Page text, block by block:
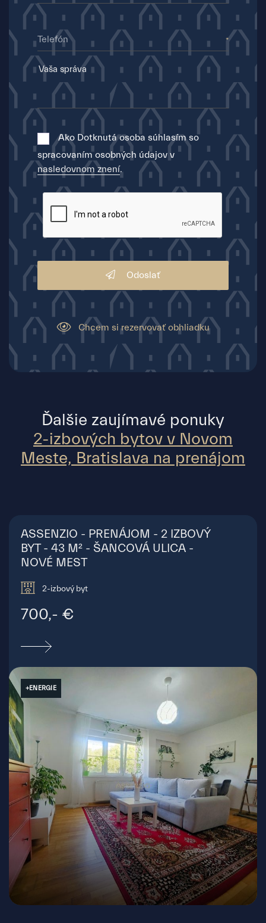
Telefón
Ako Dotknutá osoba súhlasím so
spracovaním osobných údajov v
nasledovnom znení.
Odoslať
Chcem si rezervovať obhliadku
Ďalšie zaujímavé ponuky
2-izbových bytov v Novom
Meste, Bratislava na prenájom
ASSENZIO - PRENÁJOM - 2 IZBOVÝ
BYT - 43 M² - ŠANCOVÁ ULICA -
NOVÉ MEST
2-izbový byt
700,- €
+ENERGIE